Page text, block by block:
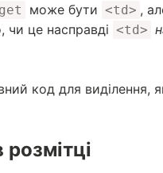
може бути <td> ,
чи це насправді <td>
код для виділення,